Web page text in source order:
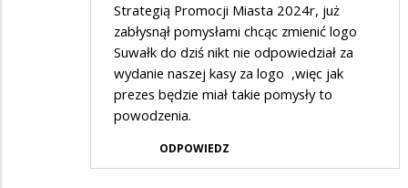
Strategią Promocji Miasta 2024r, już
zabłysnął pomysłami chcąc zmienić logo
Suwałk do dziś nikt nie odpowiedział za
wydanie naszej kasy za logo ,więc jak
prezes będzie miał takie pomysły to
powodzenia.
ODPOWIEDZ